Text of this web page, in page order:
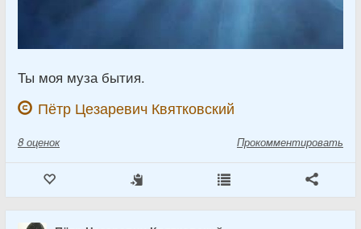
Ты моя муза бытия.
Пётр Цезаревич Квятковский
8 оценок Прокомментировать